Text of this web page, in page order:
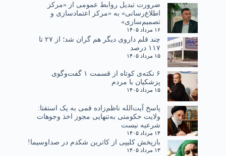
ضرورت تبدیل روابط عمومی از «مرکز
اطلاع‌رسانی» به «مرکز اعتمادسازی و
تصمیم‌سازی»
۱۶ مرداد ۱۴۰۵
چند قلم داروی دیگر هم گران شد؛ از ۲۷ تا
۱۱۷ درصد
۱۵ مرداد ۱۴۰۵
۶ نکته‌ی کوتاه از قسمت ۱ گفت‌وگوی
پزشکیان با مردم
۱۵ مرداد ۱۴۰۵
پاسخ آیت‌الله ناظم‌زاده قمی به یک استفتا:
ولایت حکومتی به‌تنهایی مجوز اخذ وجوهات
شرعیه نیست
۱۴ مرداد ۱۴۰۵
بازپخش کلیپی از کاترین شکدم در صداوسیما!
۱۳ مرداد ۱۴۰۵